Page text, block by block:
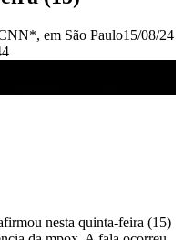
, em São Paulo15/08/24
nesta quinta-feira (15)